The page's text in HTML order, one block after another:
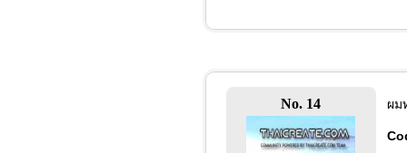
No. 14 ผม